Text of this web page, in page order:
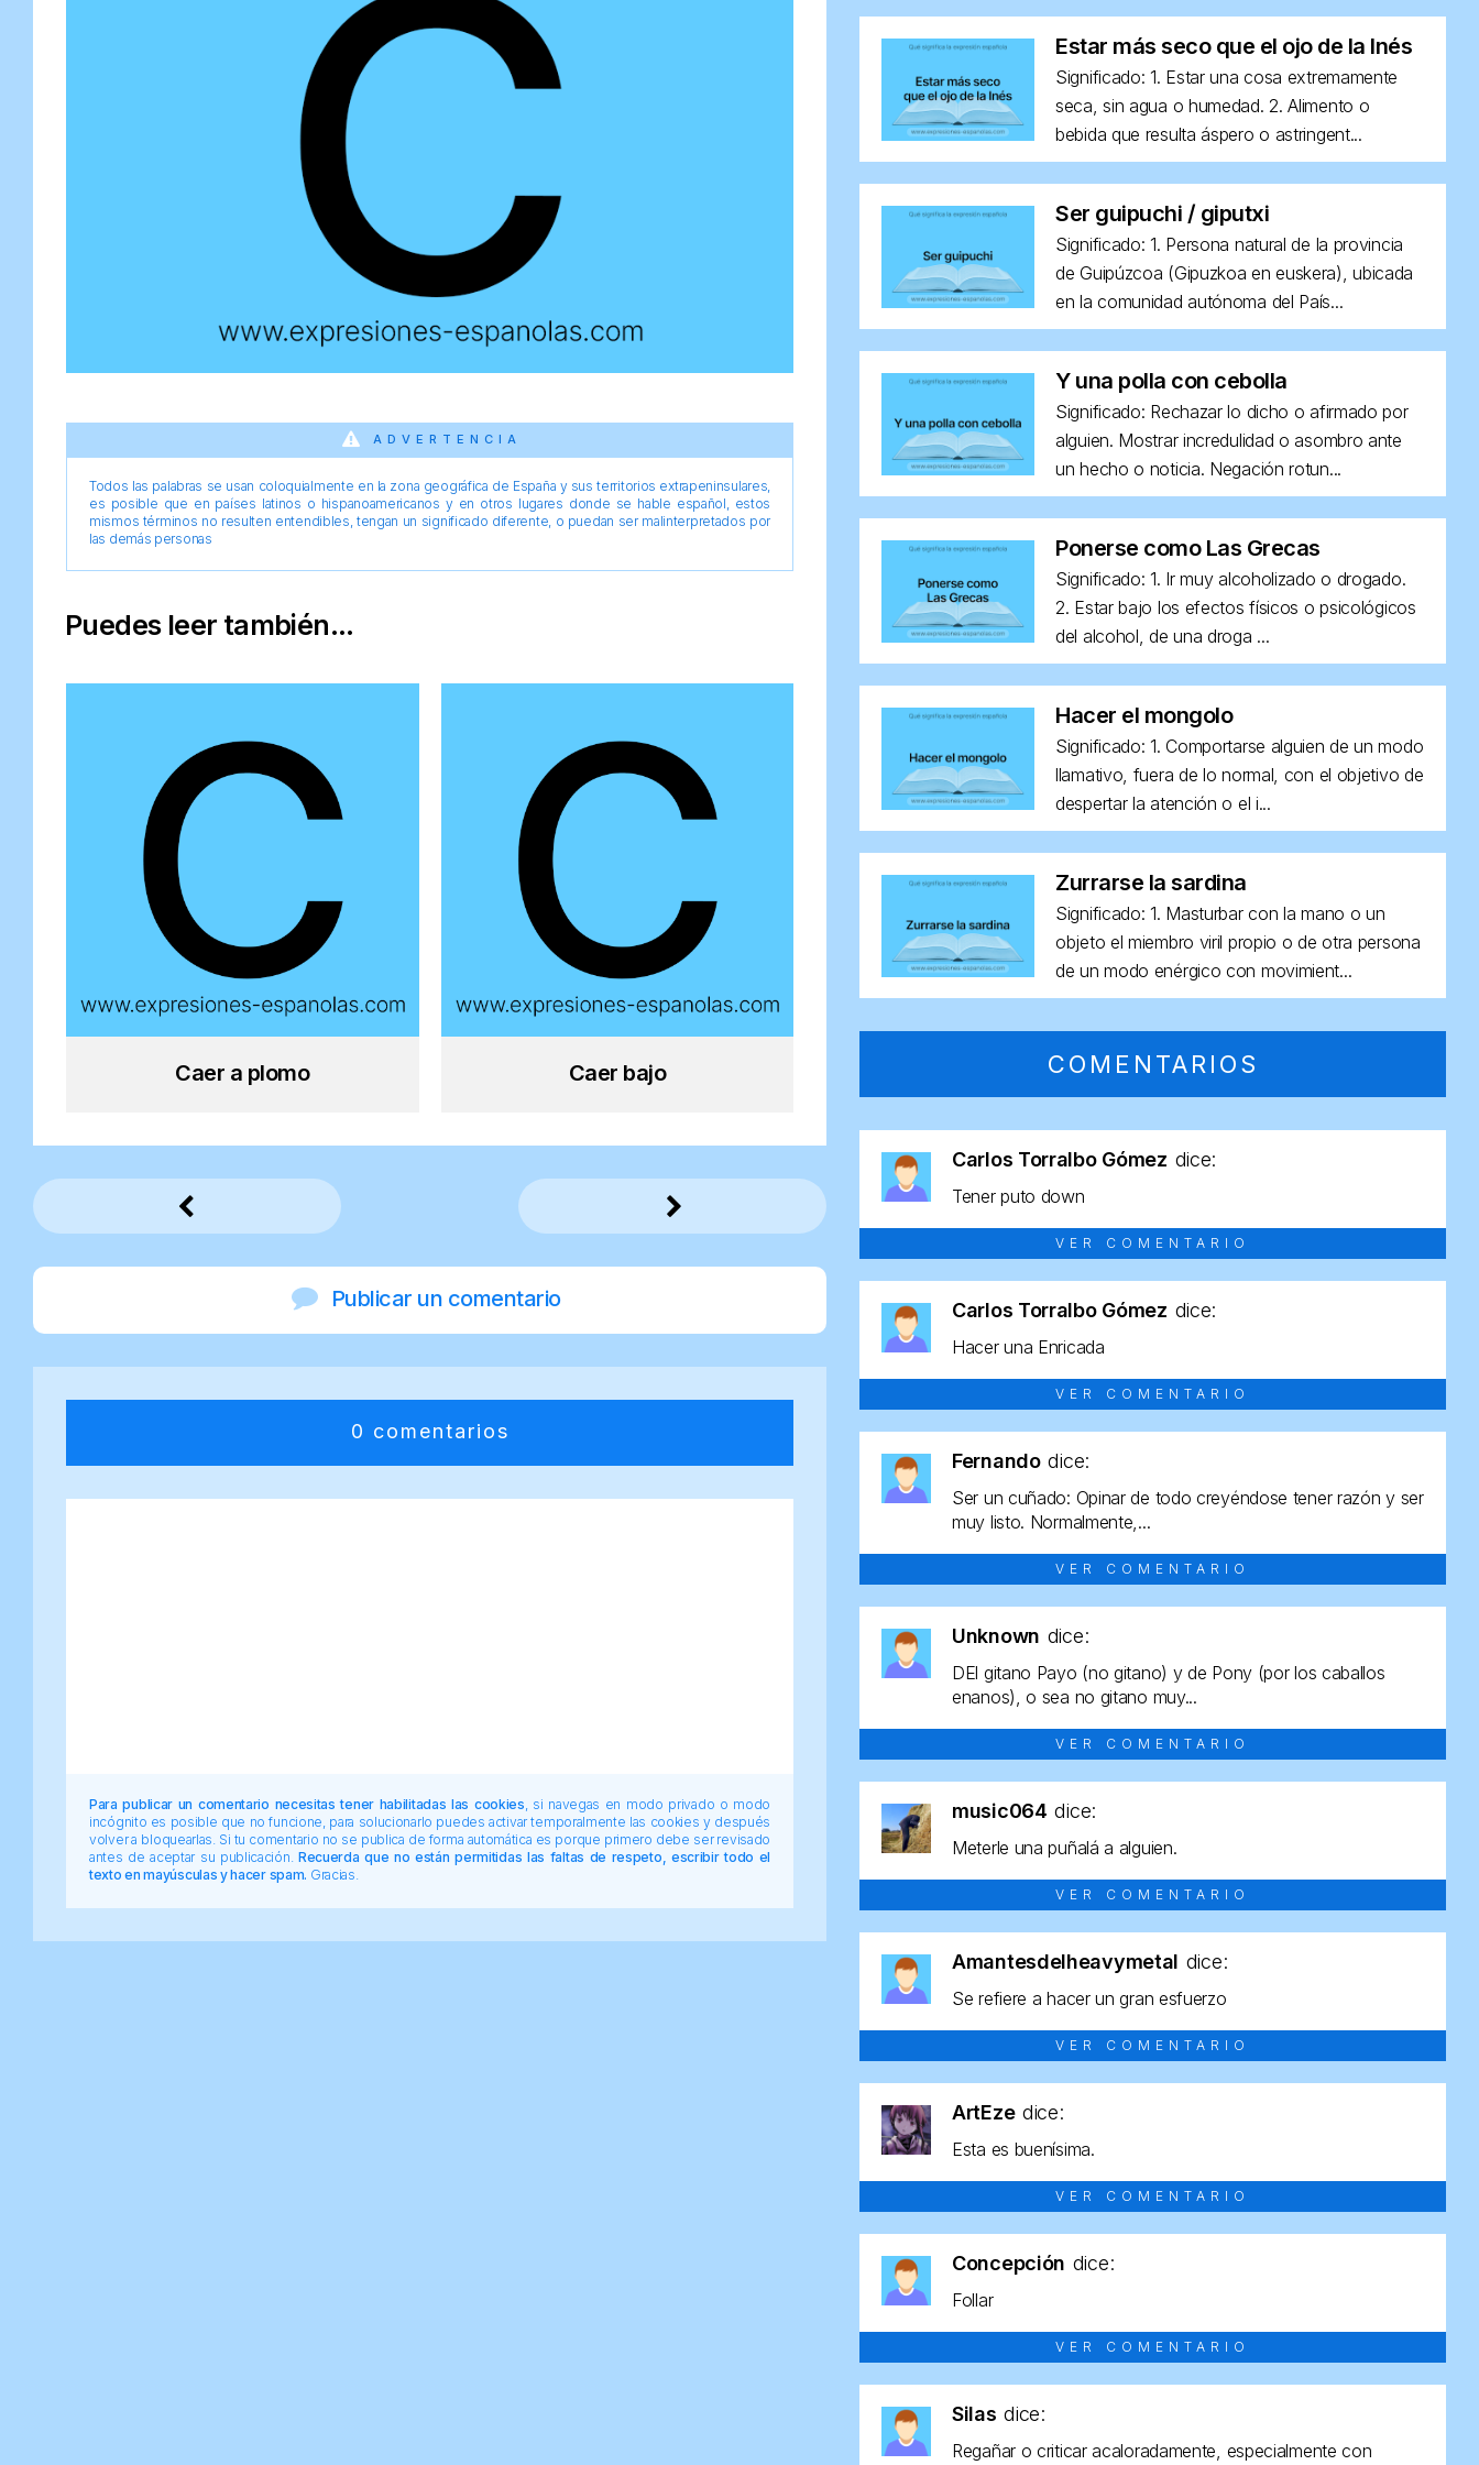
ADVERTENCIA
Todos las palabras se usan coloquialmente en la zona geográfica de España y sus territorios extrapeninsulares,
es posible que en países latinos o hispanoamericanos y en otros lugares donde se hable español, estos
mismos términos no resulten entendibles, tengan un significado diferente, o puedan ser malinterpretados por
las demás personas
Puedes leer también...
Caer a plomo Caer bajo
Publicar un comentario
0 comentarios
Para publicar un comentario necesitas tener habilitadas las cookies , si navegas en modo privado o modo
incógnito es posible que no funcione, para solucionarlo puedes activar temporalmente las cookies y después
volver a bloquearlas. Si tu comentario no se publica de forma automática es porque primero debe ser revisado
antes de aceptar su publicación. Recuerda que no están permitidas las faltas de respeto, escribir todo el
texto en mayúsculas y hacer spam. Gracias.
Estar más seco que el ojo de la Inés
Significado: 1. Estar una cosa extremamente
seca, sin agua o humedad. 2. Alimento o
bebida que resulta áspero o astringent...
Ser guipuchi / giputxi
Significado: 1. Persona natural de la provincia
de Guipúzcoa (Gipuzkoa en euskera), ubicada
en la comunidad autónoma del País...
Y una polla con cebolla
Significado: Rechazar lo dicho o afirmado por
alguien. Mostrar incredulidad o asombro ante
un hecho o noticia. Negación rotun...
Ponerse como Las Grecas
Significado: 1. Ir muy alcoholizado o drogado.
2. Estar bajo los efectos físicos o psicológicos
del alcohol, de una droga ...
Hacer el mongolo
Significado: 1. Comportarse alguien de un modo
llamativo, fuera de lo normal, con el objetivo de
despertar la atención o el i...
Zurrarse la sardina
Significado: 1. Masturbar con la mano o un
objeto el miembro viril propio o de otra persona
de un modo enérgico con movimient...
COMENTARIOS
Carlos Torralbo Gómez dice:
Tener puto down
VER COMENTARIO
Carlos Torralbo Gómez dice:
Hacer una Enricada
VER COMENTARIO
Fernando dice:
Ser un cuñado: Opinar de todo creyéndose tener razón y ser
muy listo. Normalmente,...
VER COMENTARIO
Unknown dice:
DEl gitano Payo (no gitano) y de Pony (por los caballos
enanos), o sea no gitano muy...
VER COMENTARIO
music064 dice:
Meterle una puñalá a alguien.
VER COMENTARIO
Amantesdelheavymetal dice:
Se refiere a hacer un gran esfuerzo
VER COMENTARIO
ArtEze dice:
Esta es buenísima.
VER COMENTARIO
Concepción dice:
Follar
VER COMENTARIO
Silas dice:
Regañar o criticar acaloradamente, especialmente con